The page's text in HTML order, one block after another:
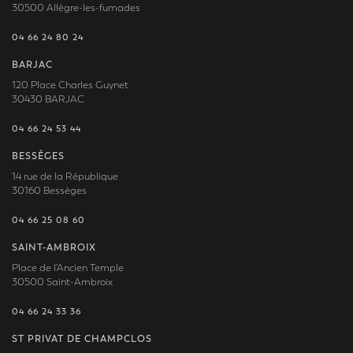
30500 Allègre-les-fumades
04 66 24 80 24
BARJAC
120 Place Charles Guynet
30430 BARJAC
04 66 24 53 44
BESSÈGES
14 rue de la République
30160 Bessèges
04 66 25 08 60
SAINT-AMBROIX
Place de l'Ancien Temple
30500 Saint-Ambroix
04 66 24 33 36
ST PRIVAT DE CHAMPCLOS